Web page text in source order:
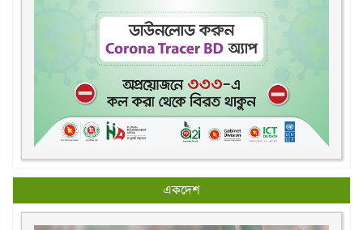
একদেশ